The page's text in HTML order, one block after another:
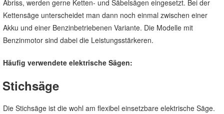
Abriss, werden gerne Ketten- und Säbelsägen eingesetzt. Bei der
Kettensäge unterscheidet man dann noch einmal zwischen einer
Akku und einer Benzinbetriebenen Variante. Die Modelle mit
Benzinmotor sind dabei die Leistungsstärkeren.
Häufig verwendete elektrische Sägen:
Stichsäge
Die Stichsäge ist die wohl am flexibel einsetzbare elektrische Säge.